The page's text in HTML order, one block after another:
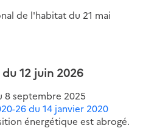
de l'habitat du 21 mai
12 juin 2026
8 septembre 2025
26 du 14 janvier 2020
énergétique est abrogé.